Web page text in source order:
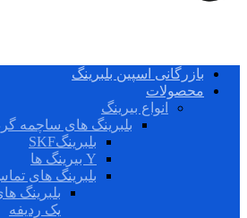
بازرگانی اسپین بلبرینگ
محصولات
انواع بیرینگ
بلبرینگ های ساچمه
بلبرینگSKF
Y بیرینگ ها
بلبرینگ های
بلبرینگ
یک ردیفه